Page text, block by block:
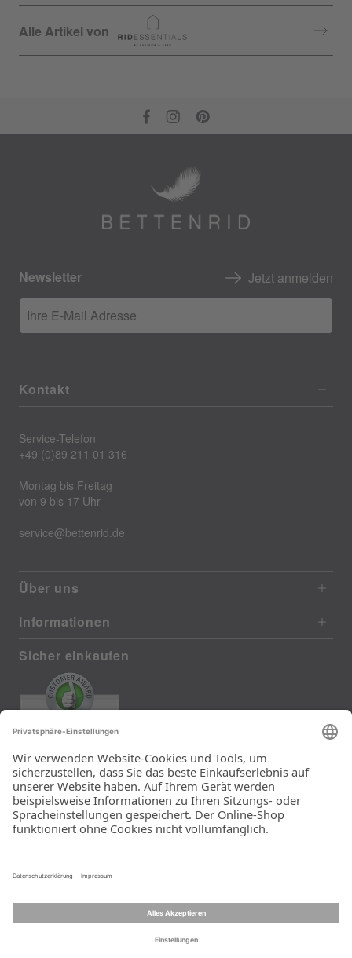
Alle Artikel von
Newsletter Jetzt anmelden
Ihre E-Mail Adresse
Kontakt
Service-Telefon
+49 (0)89 211 01 316
Montag bis Freitag
von 9 bis 17 Uhr
service@bettenrid.de
Über uns
Informationen
Sicher einkaufen
385 reviews from real customers
(last 12 months)
Total: 11283
Die Auswahl und die
Einfachheit der
Bestellung.